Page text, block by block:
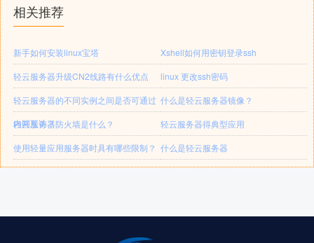
相关推荐
新手如何安装linux宝塔
Xshell如何用密钥登录ssh
轻云服务器升级CN2线路有什么优点
linux 更改ssh密码
轻云服务器的不同实例之间是否可通过
内网互访？
什么是轻云服务器镜像？
轻云服务器防火墙是什么？
轻云服务器得典型应用
使用轻量应用服务器时具有哪些限制？ 什么是轻云服务器